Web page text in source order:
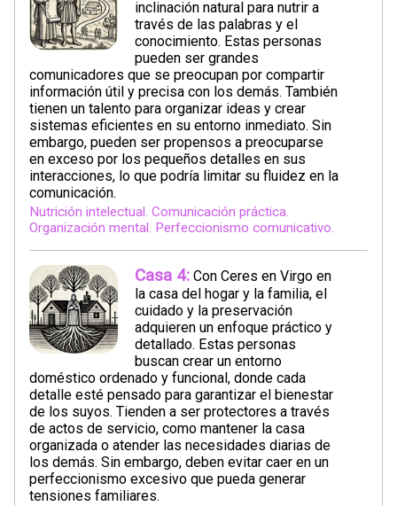
inclinación natural para nutrir a
través de las palabras y el
conocimiento. Estas personas
pueden ser grandes
comunicadores que se preocupan por compartir
información útil y precisa con los demás. También
tienen un talento para organizar ideas y crear
sistemas eficientes en su entorno inmediato. Sin
embargo, pueden ser propensos a preocuparse
en exceso por los pequeños detalles en sus
interacciones, lo que podría limitar su fluidez en la
comunicación.
Nutrición intelectual. Comunicación práctica.
Organización mental. Perfeccionismo comunicativo.
Casa 4: Con Ceres en Virgo en
la casa del hogar y la familia, el
cuidado y la preservación
adquieren un enfoque práctico y
detallado. Estas personas
buscan crear un entorno
doméstico ordenado y funcional, donde cada
detalle esté pensado para garantizar el bienestar
de los suyos. Tienden a ser protectores a través
de actos de servicio, como mantener la casa
organizada o atender las necesidades diarias de
los demás. Sin embargo, deben evitar caer en un
perfeccionismo excesivo que pueda generar
tensiones familiares.